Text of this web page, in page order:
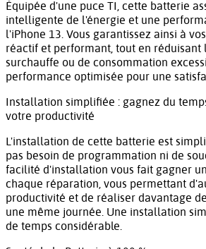
Équipée d'une puce TI, cette batterie
intelligente de l'énergie et une
l'iPhone 13. Vous garantissez ainsi à
réactif et performant, tout en réduisant
surchauffe ou de consommation
performance optimisée pour une
Installation simplifiée : gagnez du
votre productivité
L'installation de cette batterie est
pas besoin de programmation ni de
facilité d'installation vous fait gagner
chaque réparation, vous permettant
productivité et de réaliser davantage
une même journée. Une installation
de temps considérable.